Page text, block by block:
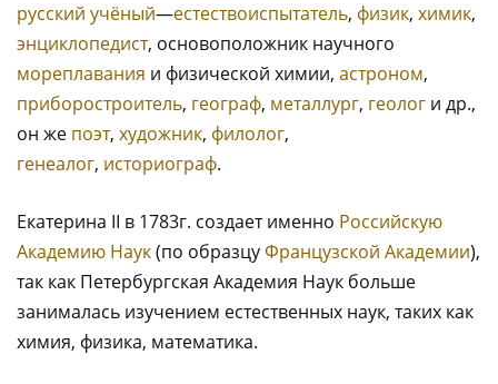
русский учёный—естествоиспытатель, физик, химик,
энциклопедист, основоположник научного
мореплавания и физической химии, астроном,
приборостроитель, географ, металлург, геолог и др.,
он же поэт, художник, филолог,
генеалог, историограф.
Екатерина II в 1783г. создает именно Российскую
Академию Наук(по образцуФранцузской Академии),
так как Петербургская Академия Наук больше
занималась изучением естественных наук, таких как
химия, физика, математика.